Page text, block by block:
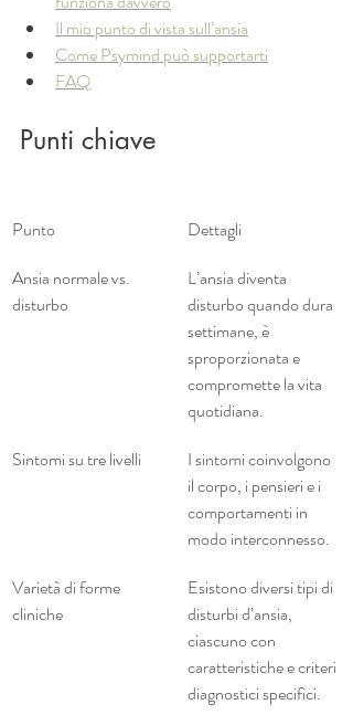
Il mio punto di vista sull’ansia
Come Psymind può supportarti
FAQ
Punti chiave
Punto
Dettagli
Ansia normale vs.
disturbo
L’ansia diventa
disturbo quando dura
settimane, è
sproporzionata e
compromette la vita
quotidiana.
Sintomi su tre livelli
I sintomi coinvolgono
il corpo, i pensieri e i
comportamenti in
modo interconnesso.
Varietà di forme
cliniche
Esistono diversi tipi di
disturbi d’ansia,
ciascuno con
caratteristiche e criteri
diagnostici specifici.